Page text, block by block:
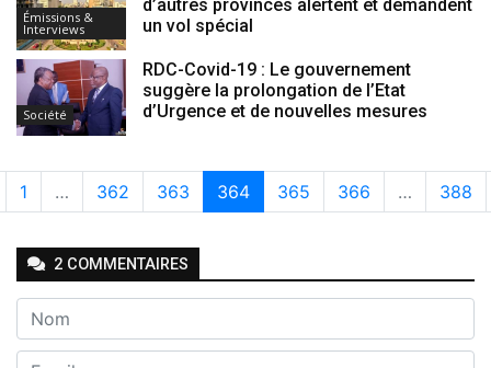
Émissions &
Interviews
d’autres provinces alertent et demandent
un vol spécial
Société
RDC-Covid-19 : Le gouvernement
suggère la prolongation de l’Etat
d’Urgence et de nouvelles mesures
1 … 362 363 364 365 366 … 388
2 COMMENTAIRES